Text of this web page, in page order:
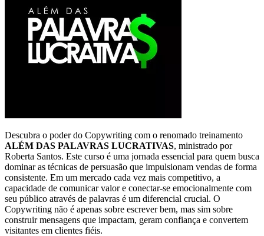
Descubra o poder do Copywriting com o renomado treinamento
ALÉM DAS PALAVRAS LUCRATIVAS, ministrado por
Roberta Santos. Este curso é uma jornada essencial para quem busca
dominar as técnicas de persuasão que impulsionam vendas de forma
consistente. Em um mercado cada vez mais competitivo, a
capacidade de comunicar valor e conectar-se emocionalmente com
seu público através de palavras é um diferencial crucial. O
Copywriting não é apenas sobre escrever bem, mas sim sobre
construir mensagens que impactam, geram confiança e convertem
visitantes em clientes fiéis.